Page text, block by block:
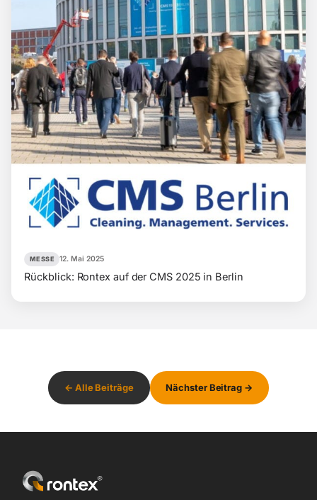
MESSE 12. Mai 2025
Rückblick: Rontex auf der CMS 2025 in Berlin
← Alle Beiträge Nächster Beitrag →